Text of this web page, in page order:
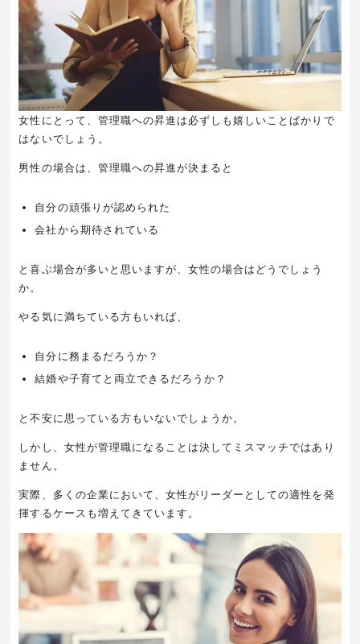
女性にとって、管理職への昇進は必ずしも嬉しいことばかりで
はないでしょう。
男性の場合は、管理職への昇進が決まると
自分の頑張りが認められた
会社から期待されている
と喜ぶ場合が多いと思いますが、女性の場合はどうでしょう
か。
やる気に満ちている方もいれば、
自分に務まるだろうか？
結婚や子育てと両立できるだろうか？
と不安に思っている方もいないでしょうか。
しかし、女性が管理職になることは決してミスマッチではあり
ません。
実際、多くの企業において、女性がリーダーとしての適性を発
揮するケースも増えてきています。